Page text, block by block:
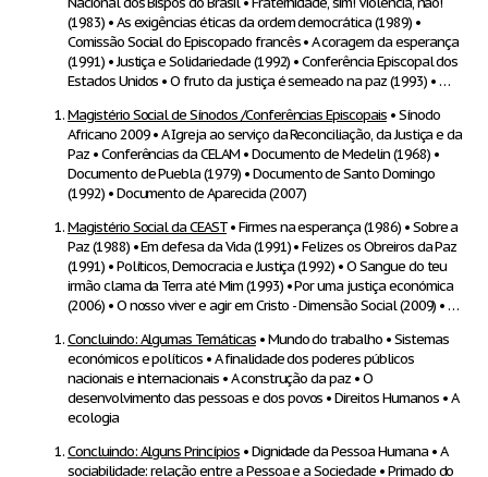
(1983) • As exigências éticas da ordem democrática (1989) •
Comissão Social do Episcopado francês • A coragem da esperança
(1991) • Justiça e Solidariedade (1992) • Conferência Episcopal dos
Estados Unidos • O fruto da justiça é semeado na paz (1993) • …
Magistério Social de Sínodos /Conferências Episcopais• Sínodo
Africano 2009 • A Igreja ao serviço da Reconciliação, da Justiça e da
Paz • Conferências da CELAM • Documento de Medelin (1968) •
Documento de Puebla (1979) • Documento de Santo Domingo
(1992) • Documento de Aparecida (2007)
Magistério Social da CEAST• Firmes na esperança (1986) • Sobre a
Paz (1988) • Em defesa da Vida (1991) • Felizes os Obreiros da Paz
(1991) • Políticos, Democracia e Justiça (1992) • O Sangue do teu
irmão clama da Terra até Mim (1993) • Por uma justiça económica
(2006) • O nosso viver e agir em Cristo - Dimensão Social (2009) • …
Concluindo: Algumas Temáticas• Mundo do trabalho • Sistemas
económicos e políticos • A finalidade dos poderes públicos
nacionais e internacionais • A construção da paz • O
desenvolvimento das pessoas e dos povos • Direitos Humanos • A
ecologia
Concluindo: Alguns Princípios• Dignidade da Pessoa Humana • A
sociabilidade: relação entre a Pessoa e a Sociedade • Primado do